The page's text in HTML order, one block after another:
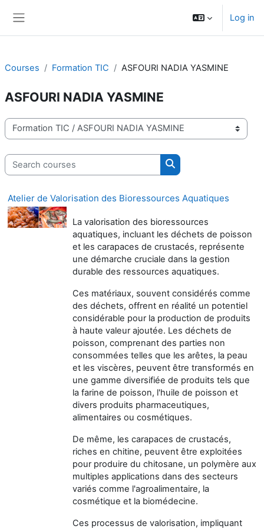
Log in
Courses Formation TIC ASFOURI NADIA YASMINE
ASFOURI NADIA YASMINE
Course categories
Search courses
Search courses
Atelier de Valorisation des Bioressources Aquatiques
La valorisation des bioressources
aquatiques, incluant les déchets de poisson
et les carapaces de crustacés, représente
une démarche cruciale dans la gestion
durable des ressources aquatiques.
Ces matériaux, souvent considérés comme
des déchets, offrent en réalité un potentiel
considérable pour la production de produits
à haute valeur ajoutée. Les déchets de
poisson, comprenant des parties non
consommées telles que les arêtes, la peau
et les viscères, peuvent être transformés en
une gamme diversifiée de produits tels que
la farine de poisson, l'huile de poisson et
divers produits pharmaceutiques,
alimentaires ou cosmétiques.
De même, les carapaces de crustacés,
riches en chitine, peuvent être exploitées
pour produire du chitosane, un polymère aux
multiples applications dans des secteurs
variés comme l'agroalimentaire, la
cosmétique et la biomédecine.
Ces processus de valorisation, impliquant